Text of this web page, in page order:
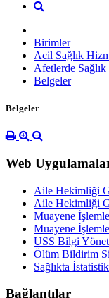
Birimler
Acil Sağlık
Afetlerde
Belgeler
Belgeler
Web
Aile Hekimliği
Aile Hekimliği
Muayene
Muayene
USS Bilgi
Ölüm Bildirim
Sağlıkta
Bağlantılar